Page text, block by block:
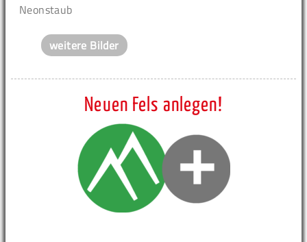
Neonstaub
weitere Bilder
Neuen Fels anlegen!